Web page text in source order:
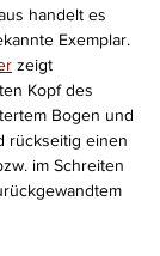
handelt es
Exemplar.
zeigt
Kopf des
Bogen und
rückseitig einen
im Schreiten